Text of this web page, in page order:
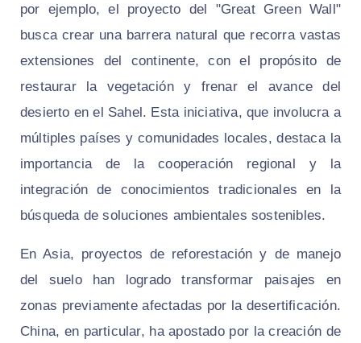
por ejemplo, el proyecto del "Great Green Wall"
busca crear una barrera natural que recorra vastas
extensiones del continente, con el propósito de
restaurar la vegetación y frenar el avance del
desierto en el Sahel. Esta iniciativa, que involucra a
múltiples países y comunidades locales, destaca la
importancia de la cooperación regional y la
integración de conocimientos tradicionales en la
búsqueda de soluciones ambientales sostenibles.
En Asia, proyectos de reforestación y de manejo
del suelo han logrado transformar paisajes en
zonas previamente afectadas por la desertificación.
China, en particular, ha apostado por la creación de